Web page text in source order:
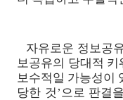
자유로운 정보공
보공유의 당대적 키
보수적일 가능성이
당한 것’으로 판결